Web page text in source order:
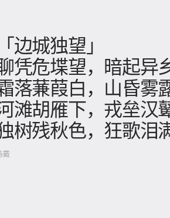
「边城独望」
凭危堞望，暗起异
落蒹葭白，山昏雾
滩胡雁下，戎垒汉
树残秋色，狂歌泪
戴